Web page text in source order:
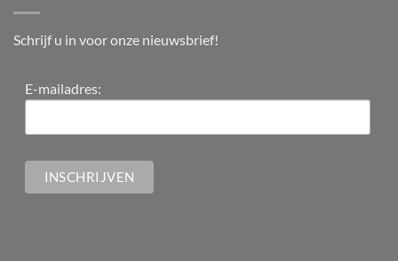
Schrijf u in voor onze nieuwsbrief!
E-mailadres: